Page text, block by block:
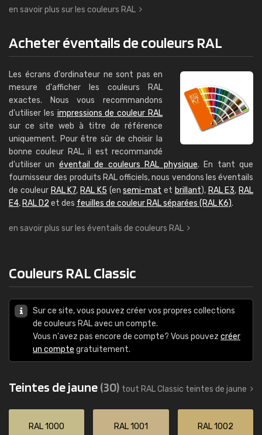
en savoir plus sur les couleurs RAL
Acheter éventails de couleurs RAL
Les écrans d'ordinateur ne sont pas en
mesure d'afficher les couleurs RAL
exactes. Nous vous recommandons
d'utiliser les impressions de couleur RAL
sur ce site web à titre de référence
uniquement. Pour être sûr de choisir la
bonne couleur RAL, il est recommandé
d'utiliser un éventail de couleurs RAL physique. En tant que
fournisseur des produits RAL officiels, nous vendons les éventails
de couleur RAL K7, RAL K5 (ensemi-mat et brillant), RAL E3, RAL
E4, RAL D2 et des feuilles de couleur RAL séparées (RAL K6).
en savoir plus sur les éventails de couleurs RAL
Couleurs RAL Classic
Sur ce site, vous pouvez créer vos propres collections
de couleurs RAL avec un compte.
Vous n'avez pas encore de compte? Vous pouvez créer
un compte gratuitement.
Teintes de jaune(30) tout RAL Classic teintes de jaune
RAL 1000 RAL 1001 RAL 1002